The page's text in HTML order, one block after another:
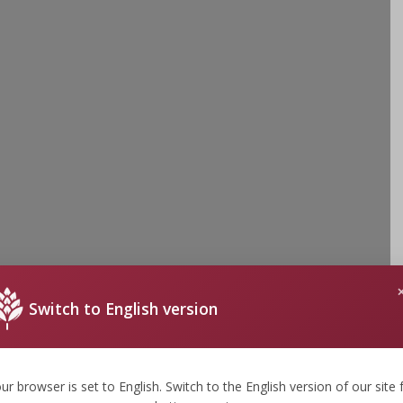
Switch to English version
browser is set to English. Switch to the English version of our site